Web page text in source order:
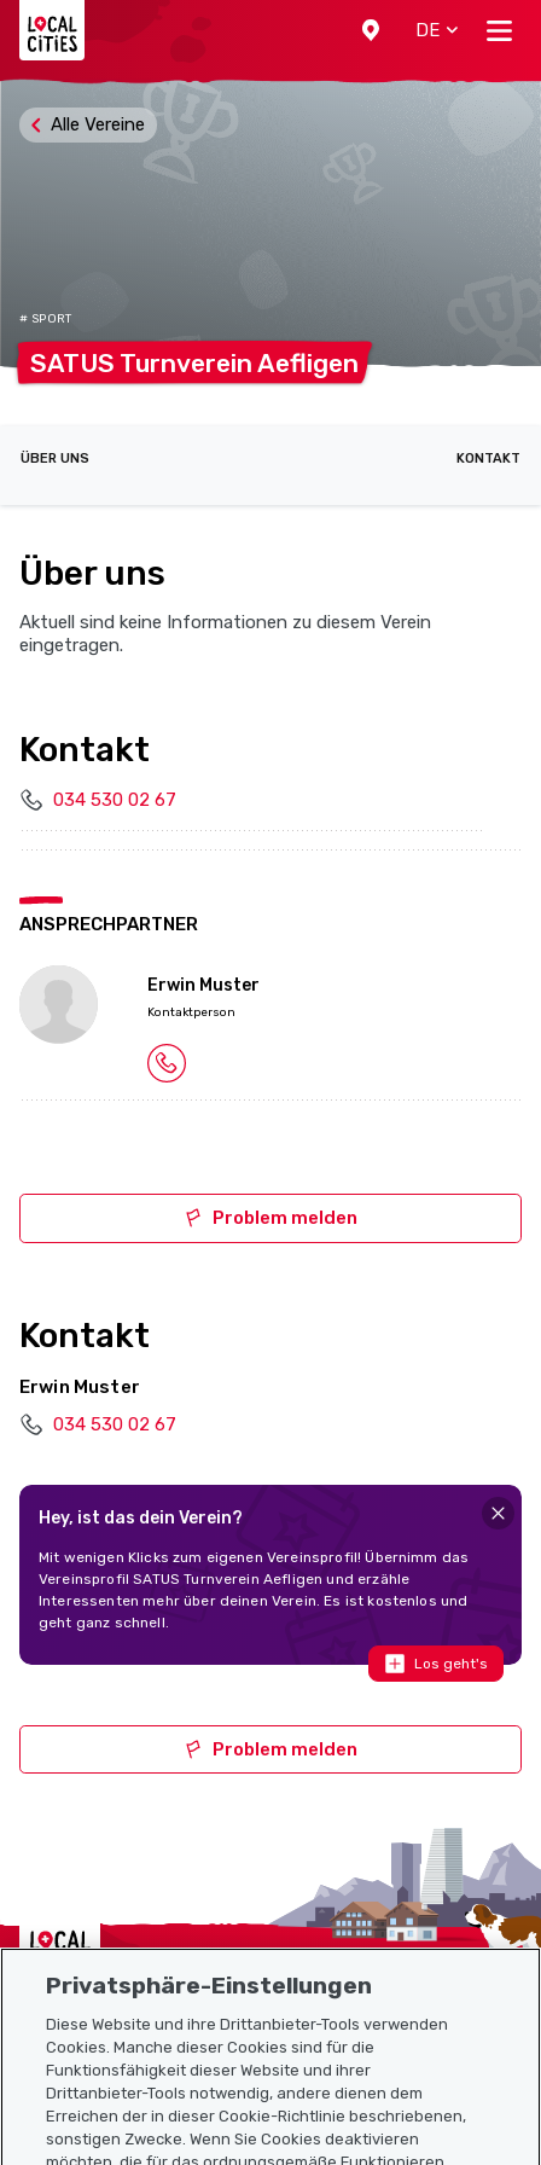
DE
# SPORT
SATUS Turnverein Aefligen
Alle Vereine
ÜBER UNS KONTAKT
Über uns
Aktuell sind keine Informationen zu diesem Verein
eingetragen.
Kontakt
034 530 02 67
ANSPRECHPARTNER
Erwin Muster
Kontaktperson
Problem melden
Kontakt
Erwin Muster
034 530 02 67
Hey, ist das dein Verein?
Mit wenigen Klicks zum eigenen Vereinsprofil! Übernimm das
Vereinsprofil SATUS Turnverein Aefligen und erzähle
Interessenten mehr über deinen Verein. Es ist kostenlos und
geht ganz schnell.
Los geht's
Problem melden
Localcities
Sitemap
Nützliche Links
Privatsphäre-Einstellungen
Diese Website und ihre Drittanbieter-Tools verwenden
Cookies. Manche dieser Cookies sind für die
Funktionsfähigkeit dieser Website und ihrer
Drittanbieter-Tools notwendig, andere dienen dem
Erreichen der in dieser Cookie-Richtlinie beschriebenen,
sonstigen Zwecke. Wenn Sie Cookies deaktivieren